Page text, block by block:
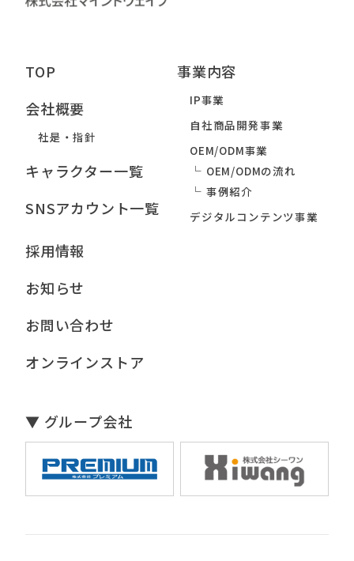
TOP
会社概要
社是・指針
キャラクター一覧
SNSアカウント一覧
事業内容
IP事業
自社商品開発事業
OEM/ODM事業
OEM/ODMの流れ
事例紹介
デジタルコンテンツ事業
採用情報
お知らせ
お問い合わせ
オンラインストア
▼ グループ会社